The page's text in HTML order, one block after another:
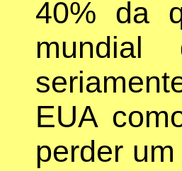
40% da
mundial
EUA
perder